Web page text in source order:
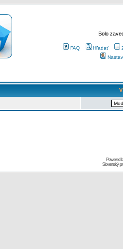
Bolo
FAQ Hľadať
Powered
Slovenský